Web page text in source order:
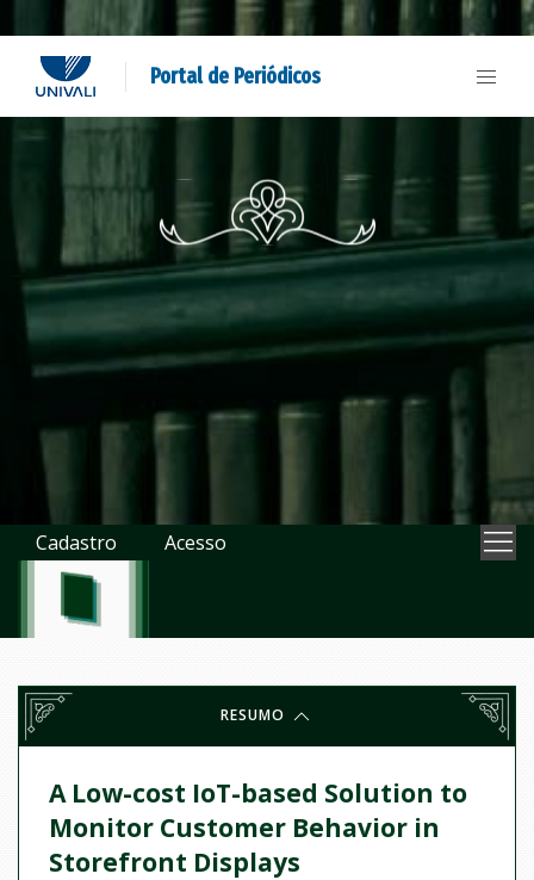
Portal de Periódicos
Cadastro Acesso
RESUMO
A Low-cost IoT-based Solution to
Monitor Customer Behavior in
Storefront Displays